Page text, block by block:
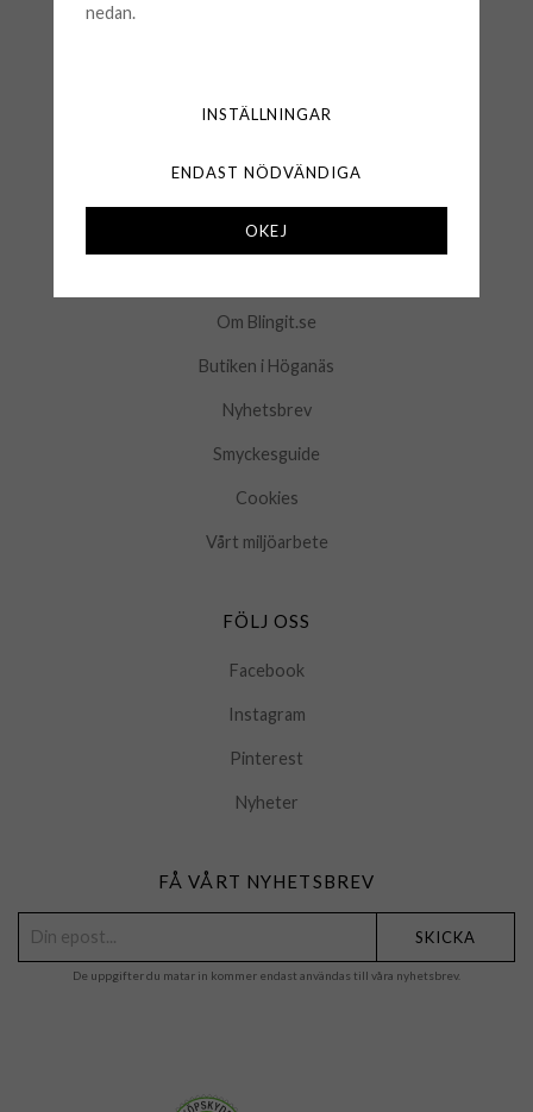
Logga in
Om Blingit.se
Butiken i Höganäs
Nyhetsbrev
Smyckesguide
Cookies
Vårt miljöarbete
FÖLJ OSS
Facebook
Instagram
Pinterest
Nyheter
FÅ VÅRT NYHETSBREV
SKICKA
De uppgifter du matar in kommer endast användas till våra nyhetsbrev.
nedan.
INSTÄLLNINGAR
ENDAST NÖDVÄNDIGA
OKEJ